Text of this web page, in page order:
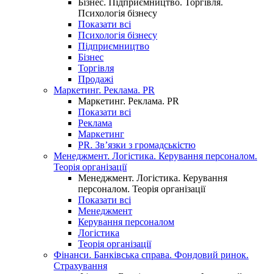
Бізнес. Підприємництво. Торгівля.
Психологія бізнесу
Показати всі
Психологія бізнесу
Підприємництво
Бізнес
Торгівля
Продажі
Маркетинг. Реклама. PR
Маркетинг. Реклама. PR
Показати всі
Реклама
Маркетинг
PR. Зв’язки з громадськістю
Менеджмент. Логістика. Керування персоналом.
Теорія організації
Менеджмент. Логістика. Керування
персоналом. Теорія організації
Показати всі
Менеджмент
Керування персоналом
Логістика
Теорія організації
Фінанси. Банківська справа. Фондовий ринок.
Страхування